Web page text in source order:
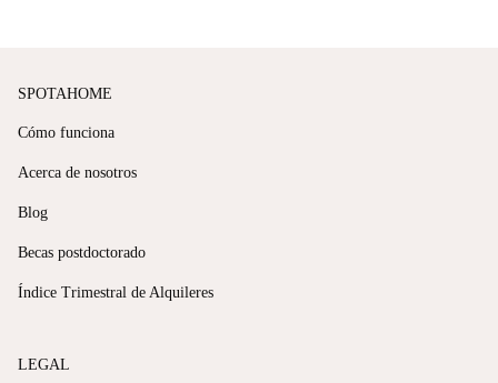
SPOTAHOME
Cómo funciona
Acerca de nosotros
Blog
Becas postdoctorado
Índice Trimestral de Alquileres
LEGAL